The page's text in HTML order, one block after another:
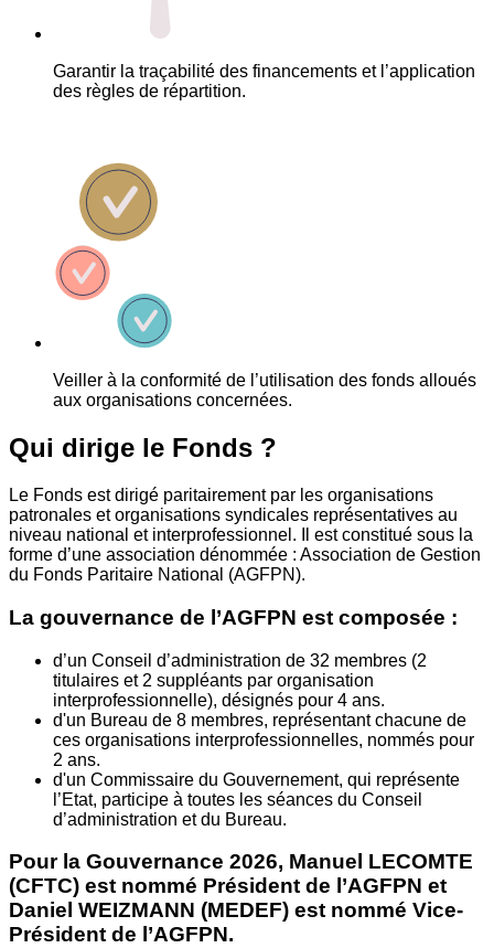
Garantir la traçabilité des financements et l’application
des règles de répartition.
Veiller à la conformité de l’utilisation des fonds alloués
aux organisations concernées.
Qui dirige le Fonds ?
Le Fonds est dirigé paritairement par les organisations
patronales et organisations syndicales représentatives au
niveau national et interprofessionnel. Il est constitué sous la
forme d’une association dénommée : Association de Gestion
du Fonds Paritaire National (AGFPN).
La gouvernance de l’AGFPN est composée :
d’un Conseil d’administration de 32 membres (2
titulaires et 2 suppléants par organisation
interprofessionnelle), désignés pour 4 ans.
d'un Bureau de 8 membres, représentant chacune de
ces organisations interprofessionnelles, nommés pour
2 ans.
d'un Commissaire du Gouvernement, qui représente
l’Etat, participe à toutes les séances du Conseil
d’administration et du Bureau.
Pour la Gouvernance 2026, Manuel LECOMTE
(CFTC) est nommé Président de l’AGFPN et
Daniel WEIZMANN (MEDEF) est nommé Vice-
Président de l’AGFPN.